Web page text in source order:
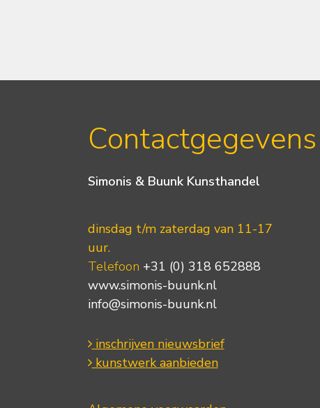
Contactgegevens
Simonis & Buunk Kunsthandel
dinsdag t/m zaterdag van 11-17
uur.
Telefoon +31 (0) 318 652888
www.simonis-buunk.nl
info@simonis-buunk.nl
inschrijven nieuwsbrief
kunstwerk aanbieden